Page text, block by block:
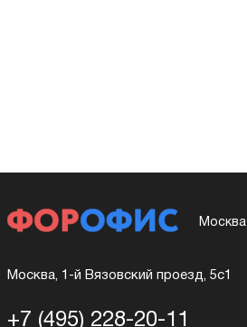
Москва
Москва, 1-й Вязовский проезд, 5с1
+7 (495) 228-20-11